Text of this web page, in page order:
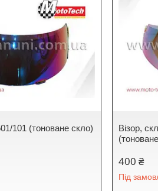
101 (тоноване скло)
Візор,
400 ₴
Під